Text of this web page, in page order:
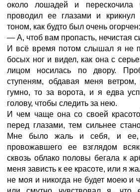
около лошадей и перескочила
проводил ее глазами и
тоном, как будто был очень огорчен:
— А, чтоб вам пропасть, нечистая
И всё время потом слышал я не
босых ног и видел, как она с
лицом носилась по двору.
ступеням, обдавая меня
гумно, то за ворота, и я едва
голову, чтобы следить за нею.
И чем чаще она со своей
перед глазами, тем сильнее
Мне было жаль и себя, и ее,
провожавшего ее взглядом
сквозь облако половы бегала к
меня зависть к ее красоте, или я
не моя и никогда не будет моею и